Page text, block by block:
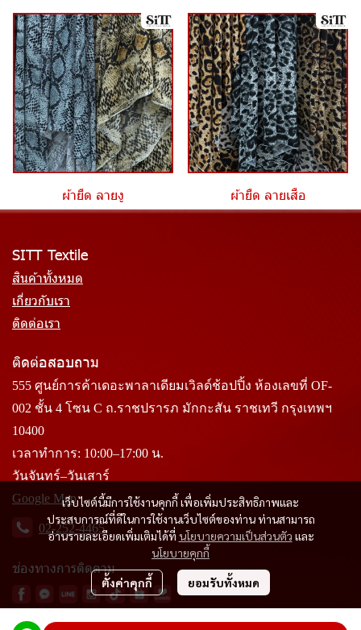
ผ้ายืด ลายงู ผ้ายืด ลายเสือ
เว็บไซต์นี้มีการใช้งานคุกกี้ เพื่อเพิ่มประสิทธิภาพและ
ประสบการณ์ที่ดีในการใช้งานเว็บไซต์ของท่าน ท่านสามารถ
อ่านรายละเอียดเพิ่มเติมได้ที่ นโยบายความเป็นส่วนตัว และ
นโยบายคุกกี้
ตั้งค่าคุกกี้ ยอมรับทั้งหมด
SITT Textile
สินค้าทั้งหมด
เกี่ยวกับเรา
ติดต่อเรา
ติดต่อสอบถาม
555 ศูนย์การค้าเดอะพาลาเดียมเวิลด์ช้อปปิ้ง ห้องเลขที่ OF-
002 ชั้น 4 โซน C ถ.ราชปรารภ มักกะสัน ราชเทวี กรุงเทพฯ
10400
เวลาทำการ: 10:00–17:00 น.
วันจันทร์–วันเสาร์
Google Map
02-252-4465
ช่องทางการติดตาม